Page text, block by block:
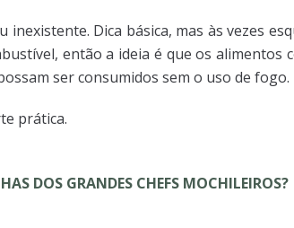
inexistente. Dica básica, mas às vezes
então a ideia é que os
ser consumidos sem o uso de fogo.
prática.
DOS GRANDES CHEFS MOCHILEIROS?